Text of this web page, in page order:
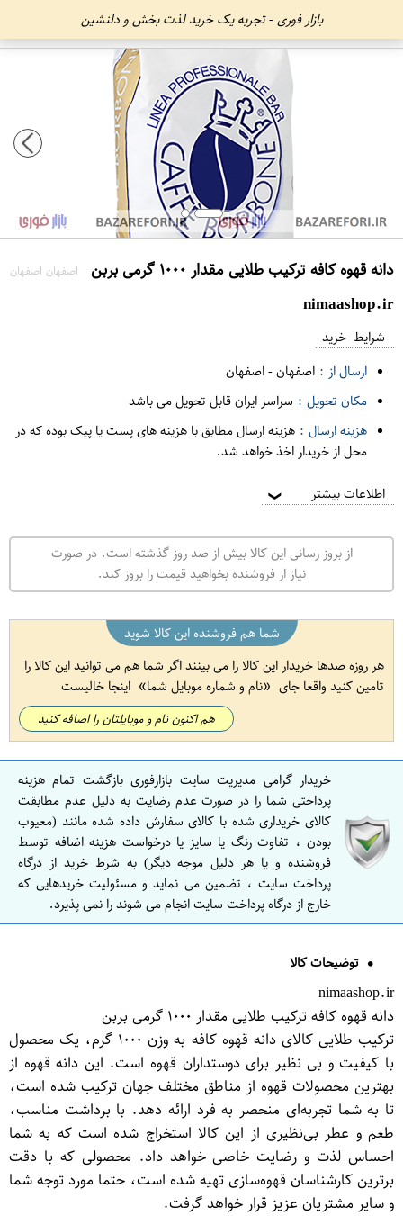
بازار فوری - تجربه یک خرید لذت بخش و دلنشین
دانه قهوه کافه ترکیب طلایی مقدار ۱۰۰۰ گرمی بربن اصفهان اصفهان
nimaashop.ir
شرایط خرید
ارسال از : اصفهان-اصفهان
مکان تحویل : سراسر ایران قابل تحویل می باشد
هزینه ارسال : هزینه ارسال مطابق با هزینه های پست یا پیک بوده که در
محل از خریدار اخذ خواهد شد.
اطلاعات بیشتر ❯
از بروز رسانی این کالا بیش از صد روز گذشته است. در صورت
نیاز از فروشنده بخواهید قیمت را بروز کند.
شما هم فروشنده این کالا شوید
هر روزه صدها خریدار این کالا را می بینند اگر شما هم می توانید این کالا را
تامین کنید واقعا جای
نام و شماره موبایل شما اینجا خالیست
هم اکنون نام و موبایلتان را اضافه کنید
خریدار گرامی مدیریت سایت بازارفوری بازگشت تمام هزینه
پرداختی شما را در صورت عدم رضایت به دلیل عدم مطابقت
کالای خریداری شده با کالای سفارش داده شده مانند (معیوب
بودن ، تفاوت رنگ یا سایز یا درخواست هزینه اضافه توسط
فروشنده و یا هر دلیل موجه دیگر) به شرط خرید از درگاه
پرداخت سایت ، تضمین می نماید و مسئولیت خریدهایی که
خارج از درگاه پرداخت سایت انجام می شوند را نمی پذیرد.
توضیحات کالا
nimaashop.ir
دانه قهوه کافه ترکیب طلایی مقدار ۱۰۰۰ گرمی بربن
ترکیب طلایی کالای دانه قهوه کافه به وزن ۱۰۰۰ گرم، یک محصول
با کیفیت و بی نظیر برای دوستداران قهوه است. این دانه قهوه از
بهترین محصولات قهوه از مناطق مختلف جهان ترکیب شده است،
تا به شما تجربه‌ای منحصر به فرد ارائه دهد. با برداشت مناسب،
طعم و عطر بی‌نظیری از این کالا استخراج شده است که به شما
احساس لذت و رضایت خاصی خواهد داد. محصولی که با دقت
برترین کارشناسان قهوه‌سازی تهیه شده است، حتما مورد توجه شما
و سایر مشتریان عزیز قرار خواهد گرفت.